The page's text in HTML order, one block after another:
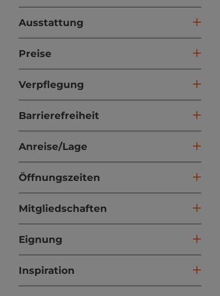
Ausstattung
Preise
Verpflegung
Barrierefreiheit
Anreise/Lage
Öffnungszeiten
Mitgliedschaften
Eignung
Inspiration